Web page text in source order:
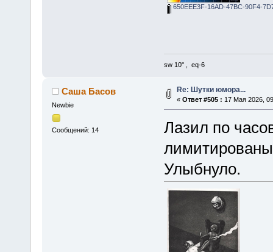
650EEE3F-16AD-47BC-90F4-
sw 10'' , eq-6
Саша Басов
Newbie
Сообщений: 14
Re: Шутки юмора...
« Ответ #505 : 17 Мая 2026,
Лазил по
Улыбнуло.